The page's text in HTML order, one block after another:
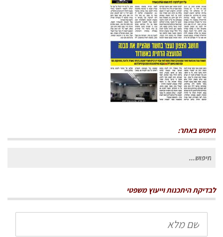
חיפוש באתר:
חיפוש
לבדיקת היתכנות וייעוץ משפטי
שם
מלא